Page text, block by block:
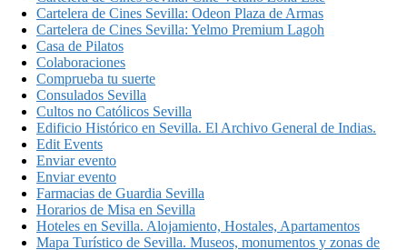
Cartelera de Cines Sevilla: Odeon Plaza de Armas
Cartelera de Cines Sevilla: Yelmo Premium Lagoh
Casa de Pilatos
Colaboraciones
Comprueba tu suerte
Consulados Sevilla
Cultos no Católicos Sevilla
Edificio Histórico en Sevilla. El Archivo General de Indias.
Edit Events
Enviar evento
Enviar evento
Farmacias de Guardia Sevilla
Horarios de Misa en Sevilla
Hoteles en Sevilla. Alojamiento, Hostales, Apartamentos
Mapa Turístico de Sevilla. Museos, monumentos y zonas de